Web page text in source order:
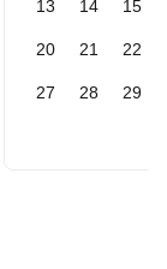
13 14 15
20 21 22
27 28 29